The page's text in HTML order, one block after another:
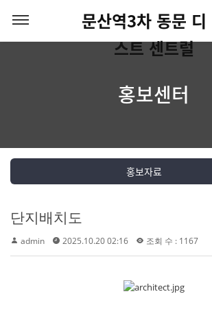
문산역3차 동문 디
스트 센트럴
홍보센터
홍보자료
단지배치도
admin 2025.10.20 02:16 조회 수 : 1167